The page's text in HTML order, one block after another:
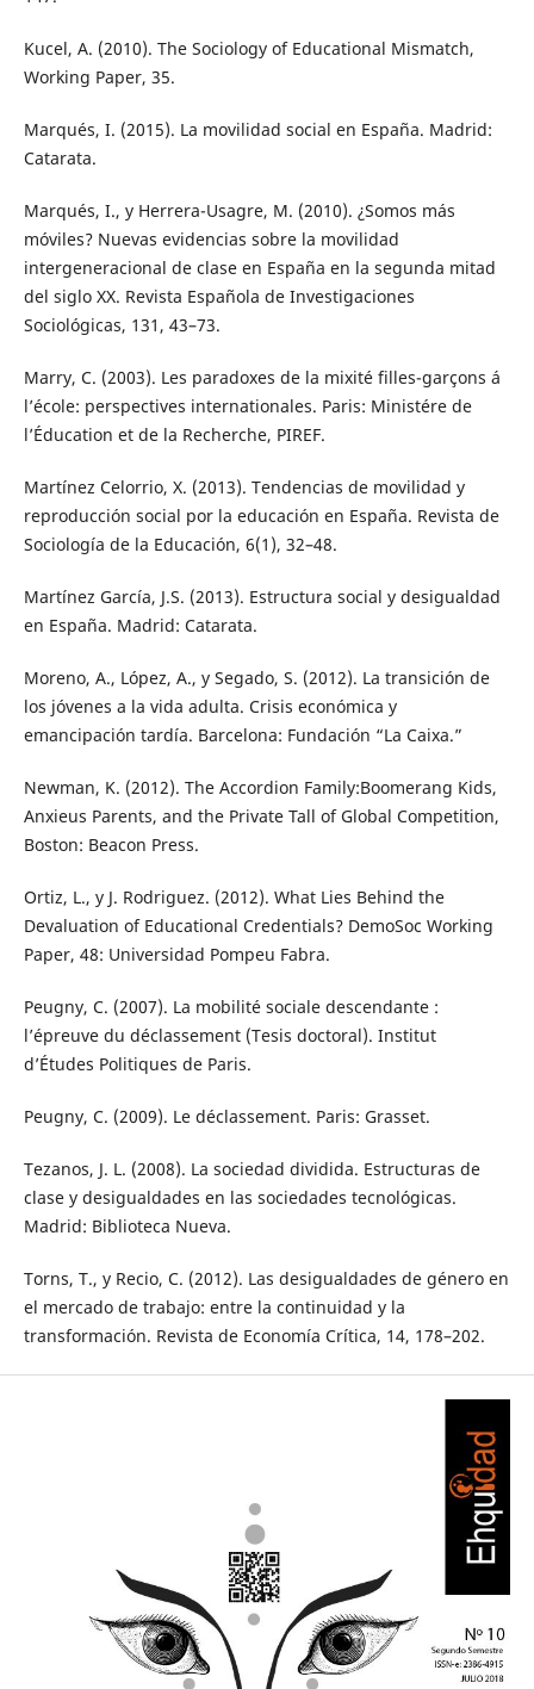
Kucel, A. (2010). The Sociology of Educational Mismatch,
Working Paper, 35.
Marqués, I. (2015). La movilidad social en España. Madrid:
Catarata.
Marqués, I., y Herrera-Usagre, M. (2010). ¿Somos más
móviles? Nuevas evidencias sobre la movilidad
intergeneracional de clase en España en la segunda mitad
del siglo XX. Revista Española de Investigaciones
Sociológicas, 131, 43–73.
Marry, C. (2003). Les paradoxes de la mixité filles-garçons á
l’école: perspectives internationales. Paris: Ministére de
l’Éducation et de la Recherche, PIREF.
Martínez Celorrio, X. (2013). Tendencias de movilidad y
reproducción social por la educación en España. Revista de
Sociología de la Educación, 6(1), 32–48.
Martínez García, J.S. (2013). Estructura social y desigualdad
en España. Madrid: Catarata.
Moreno, A., López, A., y Segado, S. (2012). La transición de
los jóvenes a la vida adulta. Crisis económica y
emancipación tardía. Barcelona: Fundación “La Caixa.”
Newman, K. (2012). The Accordion Family:Boomerang Kids,
Anxieus Parents, and the Private Tall of Global Competition,
Boston: Beacon Press.
Ortiz, L., y J. Rodriguez. (2012). What Lies Behind the
Devaluation of Educational Credentials? DemoSoc Working
Paper, 48: Universidad Pompeu Fabra.
Peugny, C. (2007). La mobilité sociale descendante :
l’épreuve du déclassement (Tesis doctoral). Institut
d’Études Politiques de Paris.
Peugny, C. (2009). Le déclassement. Paris: Grasset.
Tezanos, J. L. (2008). La sociedad dividida. Estructuras de
clase y desigualdades en las sociedades tecnológicas.
Madrid: Biblioteca Nueva.
Torns, T., y Recio, C. (2012). Las desigualdades de género en
el mercado de trabajo: entre la continuidad y la
transformación. Revista de Economía Crítica, 14, 178–202.